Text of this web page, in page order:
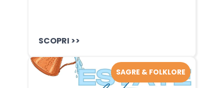
SCOPRI >>
SAGRE & FOLKLORE